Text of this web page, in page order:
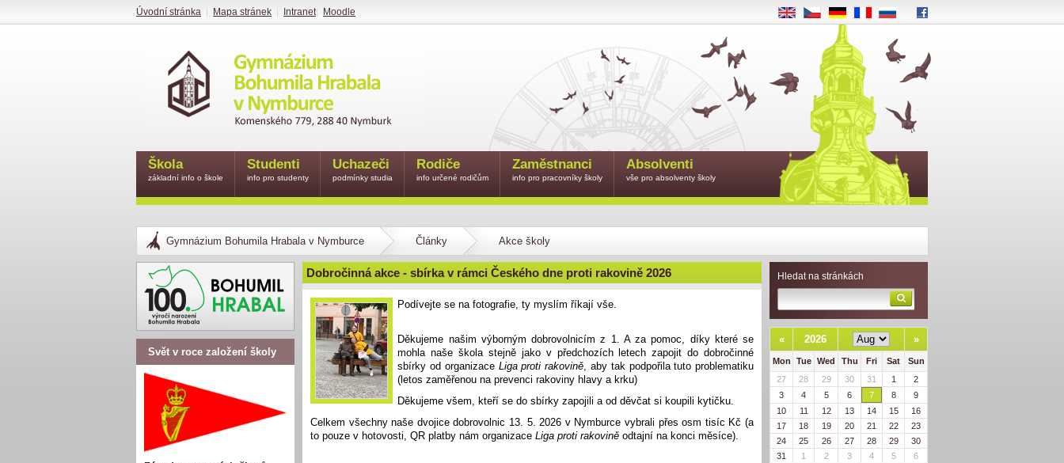
Gymnázium Bohumila Hrabala v Nymburce Články Akce školy
Dobročinná akce - sbírka v rámci Českého dne proti rakovině 2026
Podívejte se na fotografie, ty myslím říkají vše.
Děkujeme našim výborným dobrovolnicím z 1. A za pomoc, díky které se
mohla naše škola stejně jako v předchozích letech zapojit do dobročinné
sbírky od organizace Liga proti rakovině, aby tak podpořila tuto problematiku
(letos zaměřenou na prevenci rakoviny hlavy a krku)
Děkujeme všem, kteří se do sbírky zapojili a od děvčat si koupili kytičku.
Celkem všechny naše dvojice dobrovolnic 13. 5. 2026 v Nymburce vybrali přes osm tisíc Kč (a
to pouze v hotovosti, QR platby nám organizace Liga proti rakovině odtajní na konci měsíce).
Hledat na stránkách
« 2026 »
Mon Tue Wed Thu Fri Sat
Sun
27
28 29 30 31 1
2
3
4 5 6 7 8
9
10
11 12 13 14 15
16
17
18 19 20 21 22
23
24
25 26 27 28 29
30
31
1 2 3 4 5 6
Svět v roce založení školy
Škola
základní info o škole
Studenti
info pro studenty
Uchazeči
podmínky studia
Rodiče
info určené rodičům
Zaměstnanci
info pro pracovníky školy
Absolventi
vše pro absolventy školy
Úvodní stránka Mapa stránek Intranet| Moodle EN CS DE RU